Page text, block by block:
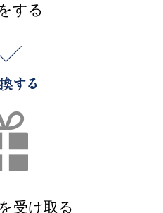
する
受け取る